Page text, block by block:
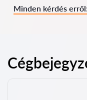
Minden kérdés